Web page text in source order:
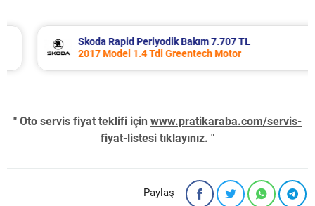
Skoda Rapid Periyodik Bakım 7.707 TL
2017 Model 1.4 Tdi Greentech Motor
" Oto servis fiyat teklifi için www.pratikaraba.com/servis-
fiyat-listesi tıklayınız. "
Paylaş